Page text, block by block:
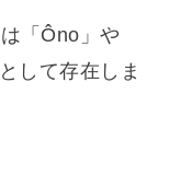
「Ôno」や
して存在しま